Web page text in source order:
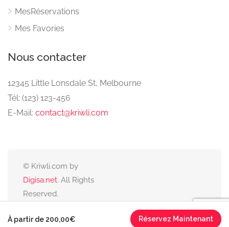
MesRéservations
Mes Favories
Nous contacter
12345 Little Lonsdale St, Melbourne
Tél: (123) 123-456
E-Mail: contact@kriwli.com
© Kriwli.com by
Digisa.net. All Rights
Reserved.
À partir de 200,00€ Réservez Maintenant